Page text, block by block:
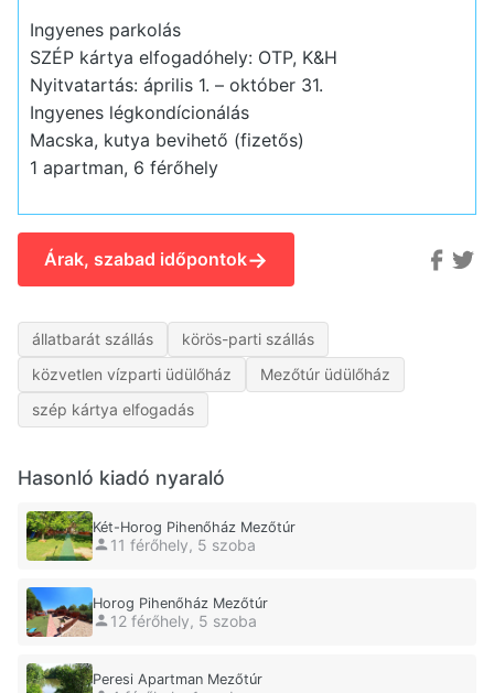
Ingyenes parkolás
SZÉP kártya elfogadóhely: OTP, K&H
Nyitvatartás: április 1. – október 31.
Ingyenes légkondícionálás
Macska, kutya bevihető (fizetős)
1 apartman, 6 férőhely
Árak, szabad időpontok→
állatbarát szállás
körös-parti szállás
közvetlen vízparti üdülőház
Mezőtúr üdülőház
szép kártya elfogadás
Hasonló kiadó nyaraló
Két-Horog Pihenőház Mezőtúr
11 férőhely, 5 szoba
Horog Pihenőház Mezőtúr
12 férőhely, 5 szoba
Peresi Apartman Mezőtúr